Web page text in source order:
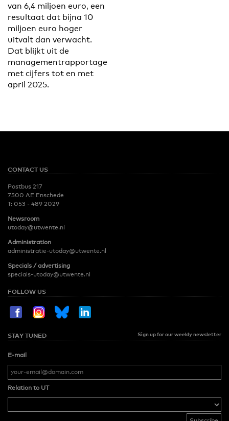
van 6,4 miljoen euro, een
resultaat dat bijna 10
miljoen euro hoger
uitvalt dan verwacht.
Dat blijkt uit de
managementrapportage
met cijfers tot en met
april 2025.
CONTACT US
Postbus 217
7500 AE Enschede
T: 053 - 489 2029
Newsroom
utoday@utwente.nl
Administration
administratie-utoday@utwente.nl
Specials / advertising
specials-utoday@utwente.nl
FOLLOW US
STAY TUNED Sign up for our weekly newsletter
E-mail
Relation to UT